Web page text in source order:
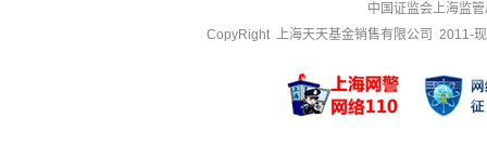
中国证监会上海监
CopyRight 上海天天基金销售有限公司 2011-